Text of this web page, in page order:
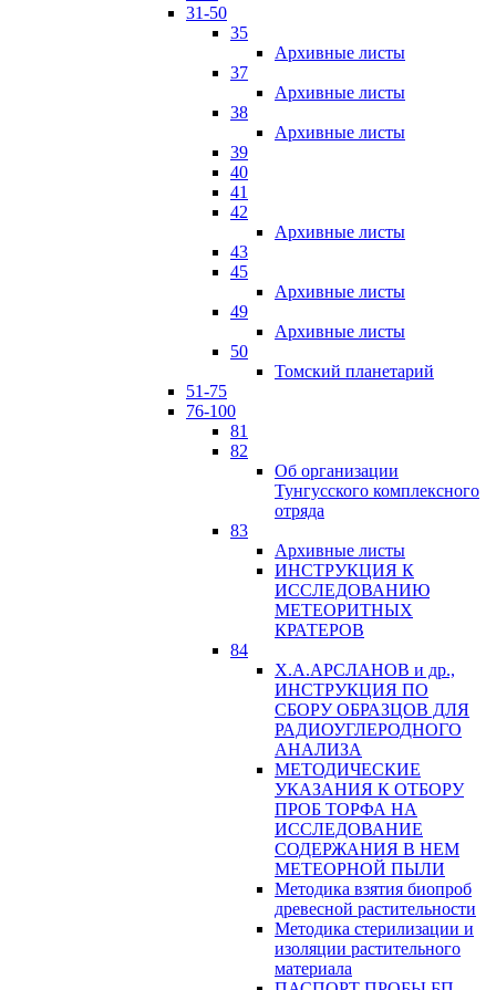
31-50
35
Архивные листы
37
Архивные листы
38
Архивные листы
39
40
41
42
Архивные листы
43
45
Архивные листы
49
Архивные листы
50
Томский планетарий
51-75
76-100
81
82
Об организации
Тунгусского комплексного
отряда
83
Архивные листы
ИНСТРУКЦИЯ К
ИССЛЕДОВАНИЮ
МЕТЕОРИТНЫХ
КРАТЕРОВ
84
Х.А.АРСЛАНОВ и др.,
ИНСТРУКЦИЯ ПО
СБОРУ ОБРАЗЦОВ ДЛЯ
РАДИОУГЛЕРОДНОГО
АНАЛИЗА
МЕТОДИЧЕСКИЕ
УКАЗАНИЯ К ОТБОРУ
ПРОБ ТОРФА НА
ИССЛЕДОВАНИЕ
СОДЕРЖАНИЯ В НЕМ
МЕТЕОРНОЙ ПЫЛИ
Методика взятия биопроб
древесной растительности
Методика стерилизации и
изоляции растительного
материала